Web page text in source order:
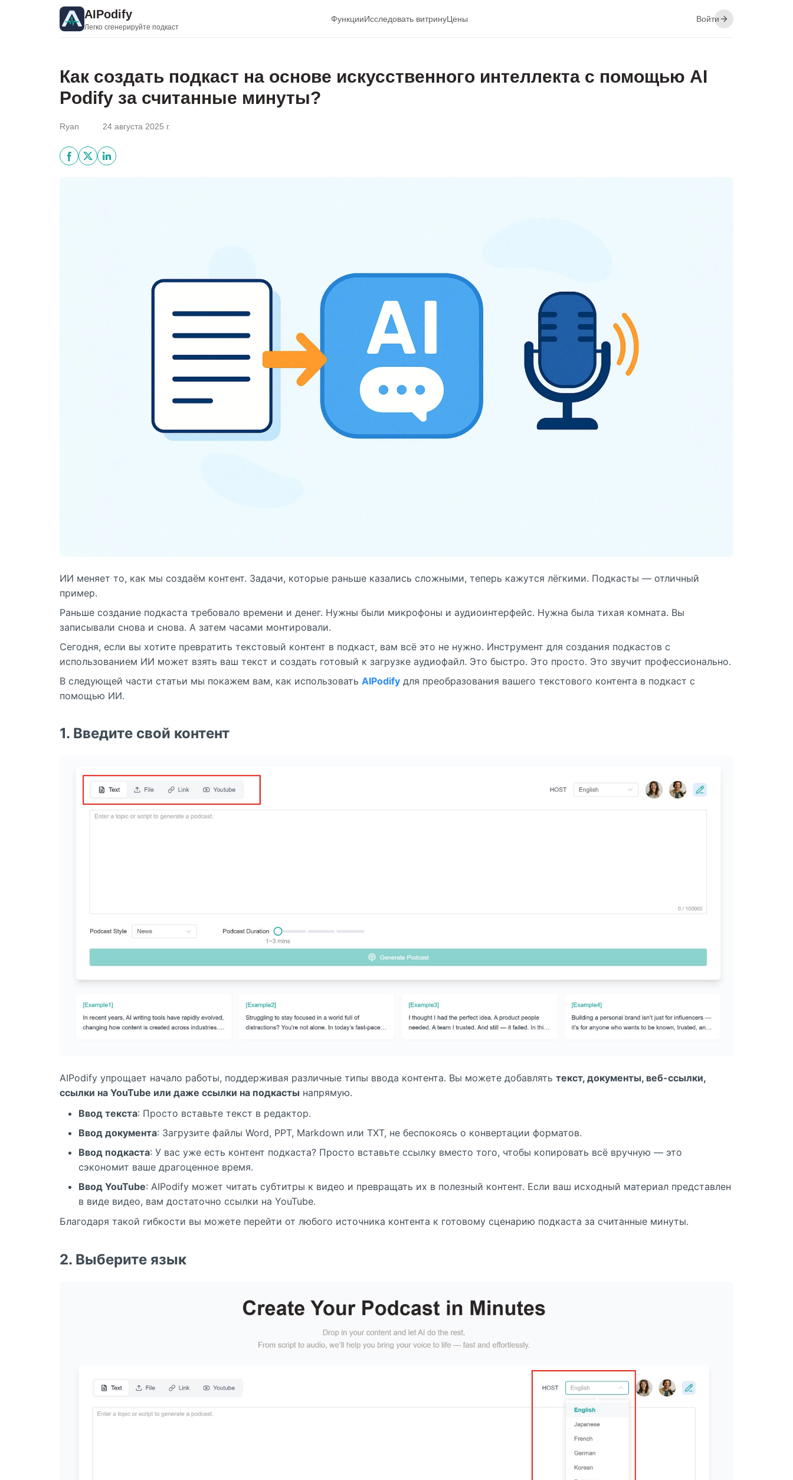
AIPodify
Легко сгенерируйте подкаст
ФункцииИсследовать витринуЦены Войти
Как создать подкаст на основе искусственного интеллекта с помощью AI
Podify за считанные минуты?
Ryan 24 августа 2025 г.
ИИ меняет то, как мы создаём контент. Задачи, которые раньше казались сложными, теперь кажутся лёгкими. Подкасты — отличный
пример.
Раньше создание подкаста требовало времени и денег. Нужны были микрофоны и аудиоинтерфейс. Нужна была тихая комната. Вы
записывали снова и снова. А затем часами монтировали.
Сегодня, если вы хотите превратить текстовый контент в подкаст, вам всё это не нужно. Инструмент для создания подкастов с
использованием ИИ может взять ваш текст и создать готовый к загрузке аудиофайл. Это быстро. Это просто. Это звучит профессионально.
В следующей части статьи мы покажем вам, как использовать AIPodifyдля преобразования вашего текстового контента в подкаст с
помощью ИИ.
1. Введите свой контент
AIPodify упрощает начало работы, поддерживая различные типы ввода контента. Вы можете добавлять текст, документы, веб-ссылки,
ссылки на YouTube или даже ссылки на подкасты напрямую.
Ввод текста: Просто вставьте текст в редактор.
Ввод документа: Загрузите файлы Word, PPT, Markdown или TXT, не беспокоясь о конвертации форматов.
Ввод подкаста: У вас уже есть контент подкаста? Просто вставьте ссылку вместо того, чтобы копировать всё вручную — это
сэкономит ваше драгоценное время.
Ввод YouTube: AIPodify может читать субтитры к видео и превращать их в полезный контент. Если ваш исходный материал представлен
в виде видео, вам достаточно ссылки на YouTube.
Благодаря такой гибкости вы можете перейти от любого источника контента к готовому сценарию подкаста за считанные минуты.
2. Выберите язык